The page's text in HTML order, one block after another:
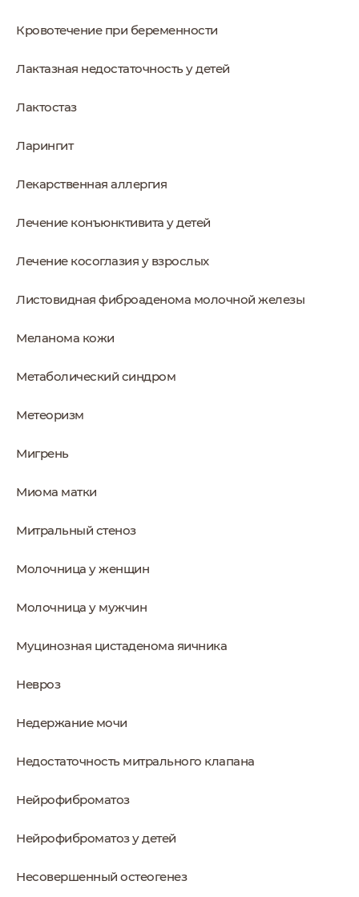
Кровотечение при беременности
Лактазная недостаточность у детей
Лактостаз
Ларингит
Лекарственная аллергия
Лечение конъюнктивита у детей
Лечение косоглазия у взрослых
Листовидная фиброаденома молочной железы
Меланома кожи
Метаболический синдром
Метеоризм
Мигрень
Миома матки
Митральный стеноз
Молочница у женщин
Молочница у мужчин
Муцинозная цистаденома яичника
Невроз
Недержание мочи
Недостаточность митрального клапана
Нейрофиброматоз
Нейрофиброматоз у детей
Несовершенный остеогенез